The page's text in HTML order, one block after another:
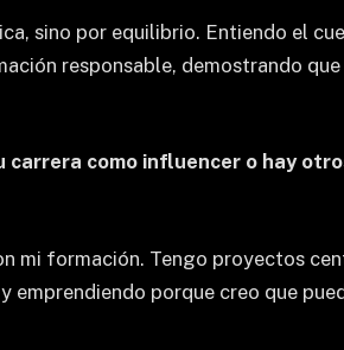
sino por equilibrio. Entiendo el
responsable, demostrando
como influencer o hay
mi formación. Tengo proyectos
porque creo que